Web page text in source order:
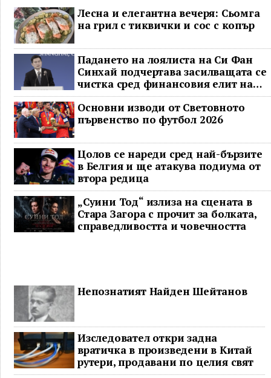
Лесна и елегантна вечеря: Сьомга
на грил с тиквички и сос с копър
Падането на лоялиста на Си Фан
Синхай подчертава засилващата се
чистка сред финансовия елит на
Китай
Основни изводи от Световното
първенство по футбол 2026
Цолов се нареди сред най-бързите
в Белгия и ще атакува подиума от
втора редица
„Суини Тод“ излиза на сцената в
Стара Загора с прочит за болката,
справедливостта и човечността
Непознатият Найден Шейтанов
Изследовател откри задна
вратичка в произведени в Китай
рутери, продавани по целия свят